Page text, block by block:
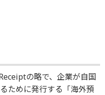
の略で、企業が自国
ために発行する「海外預